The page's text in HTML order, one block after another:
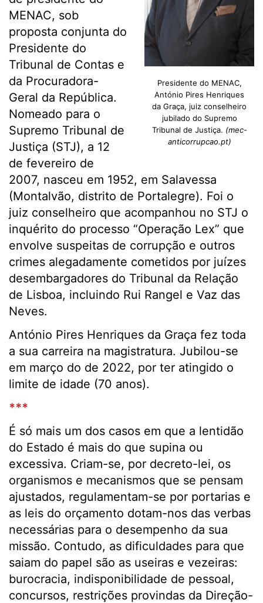
Presidente do MENAC,
António Pires Henriques
da Graça, juiz conselheiro
jubilado do Supremo
Tribunal de Justiça. (mec-
anticorrupcao.pt)
MENAC, sob
proposta conjunta do
Presidente do
Tribunal de Contas e
da Procuradora-
Geral da República.
Nomeado para o
Supremo Tribunal de
Justiça (STJ), a 12
de fevereiro de
2007, nasceu em 1952, em Salavessa
(Montalvão, distrito de Portalegre). Foi o
juiz conselheiro que acompanhou no STJ o
inquérito do processo “Operação Lex” que
envolve suspeitas de corrupção e outros
crimes alegadamente cometidos por juízes
desembargadores do Tribunal da Relação
de Lisboa, incluindo Rui Rangel e Vaz das
Neves.
António Pires Henriques da Graça fez toda
a sua carreira na magistratura. Jubilou-se
em março do de 2022, por ter atingido o
limite de idade (70 anos).
***
É só mais um dos casos em que a lentidão
do Estado é mais do que supina ou
excessiva. Criam-se, por decreto-lei, os
organismos e mecanismos que se pensam
ajustados, regulamentam-se por portarias e
as leis do orçamento dotam-nos das verbas
necessárias para o desempenho da sua
missão. Contudo, as dificuldades para que
saiam do papel são as useiras e vezeiras:
burocracia, indisponibilidade de pessoal,
concursos, restrições provindas da Direção-